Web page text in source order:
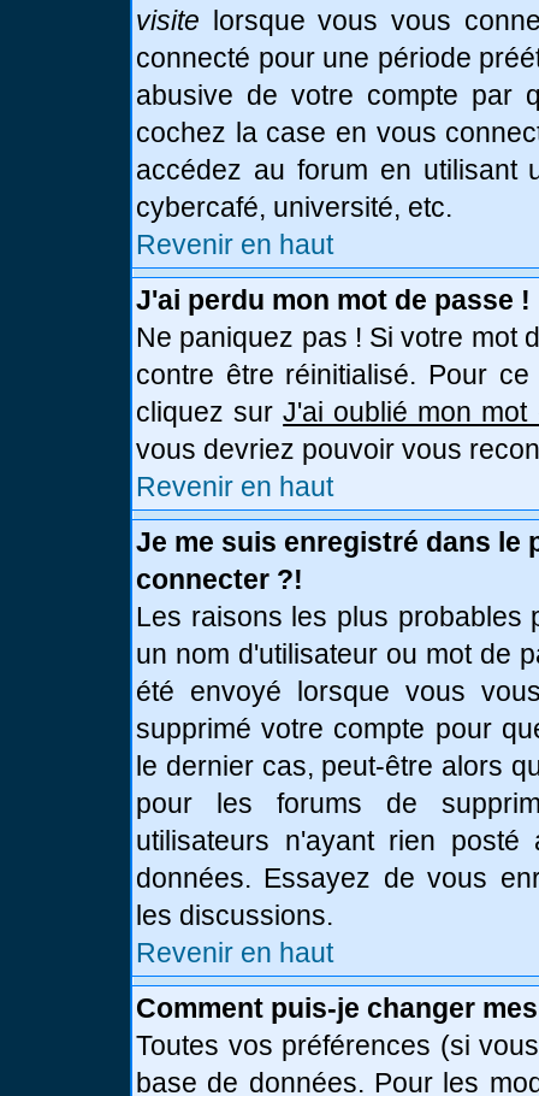
visite lorsque vous vous
connecté pour une période
abusive de votre compte par
cochez la case en vous
accédez au forum en utilisant
cybercafé, université, etc.
Revenir en haut
J'ai perdu mon mot de passe !
Ne paniquez pas ! Si votre mot
contre être réinitialisé. Pour
cliquez surJ'ai oublié mon mot
vous devriez pouvoir vous
Revenir en haut
Je me suis enregistré dans le
connecter ?!
Les raisons les plus probables
un nom d'utilisateur ou mot de
été envoyé lorsque vous
supprimé votre compte pour
le dernier cas, peut-être alors
pour les forums de
utilisateurs n'ayant rien
données. Essayez de vous
les discussions.
Revenir en haut
Comment puis-je changer
Toutes vos préférences (si
base de données. Pour les